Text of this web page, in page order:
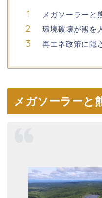
メガソーラーと
環境破壊が熊を
再エネ政策に隠
メガソーラーと